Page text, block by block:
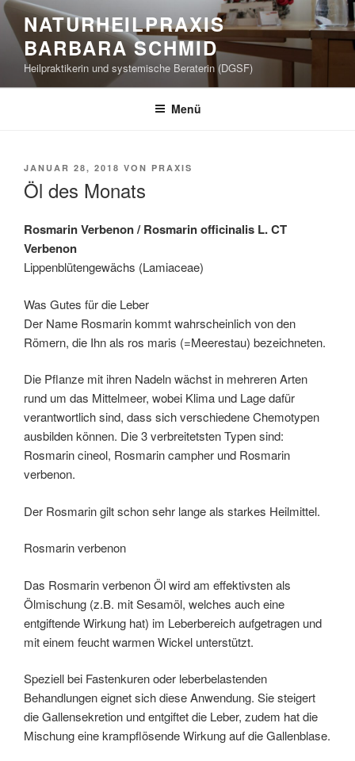
Zum
Inhalt
springen
NATURHEILPRAXIS
BARBARA SCHMID
Heilpraktikerin und systemische Beraterin (DGSF)
Menü
VERÖFFENTLICHT
AM
JANUAR 28, 2018 VON PRAXIS
Öl des Monats
Rosmarin Verbenon / Rosmarin officinalis L. CT
Verbenon
Lippenblütengewächs (Lamiaceae)
Was Gutes für die Leber
Der Name Rosmarin kommt wahrscheinlich von den
Römern, die Ihn als ros maris (=Meerestau) bezeichneten.
Die Pflanze mit ihren Nadeln wächst in mehreren Arten
rund um das Mittelmeer, wobei Klima und Lage dafür
verantwortlich sind, dass sich verschiedene Chemotypen
ausbilden können. Die 3 verbreitetsten Typen sind:
Rosmarin cineol, Rosmarin campher und Rosmarin
verbenon.
Der Rosmarin gilt schon sehr lange als starkes Heilmittel.
Rosmarin verbenon
Das Rosmarin verbenon Öl wird am effektivsten als
Ölmischung (z.B. mit Sesamöl, welches auch eine
entgiftende Wirkung hat) im Leberbereich aufgetragen und
mit einem feucht warmen Wickel unterstützt.
Speziell bei Fastenkuren oder leberbelastenden
Behandlungen eignet sich diese Anwendung. Sie steigert
die Gallensekretion und entgiftet die Leber, zudem hat die
Mischung eine krampflösende Wirkung auf die Gallenblase.